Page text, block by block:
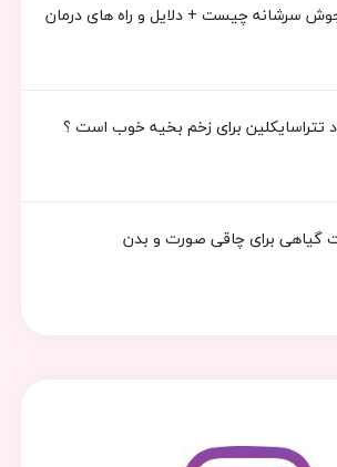
سرشانه چیست + دلایل و راه های درمان
تتراسایکلین برای زخم بخیه خوب است ؟
گیاهی برای چاقی صورت و بدن